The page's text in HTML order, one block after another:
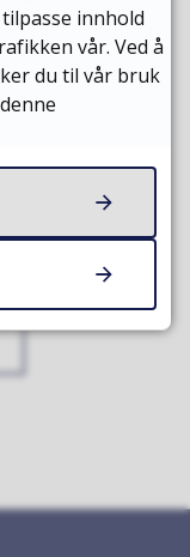
innhold
vår. Ved å
du til vår bruk